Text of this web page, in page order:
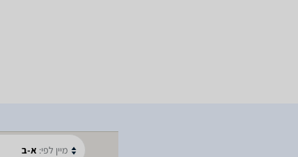
מיין לפי: א-ב